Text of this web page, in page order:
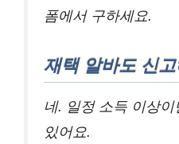
폼에서 구하세요.
재택 알바도 신
네. 일정 소득 이상
있어요.